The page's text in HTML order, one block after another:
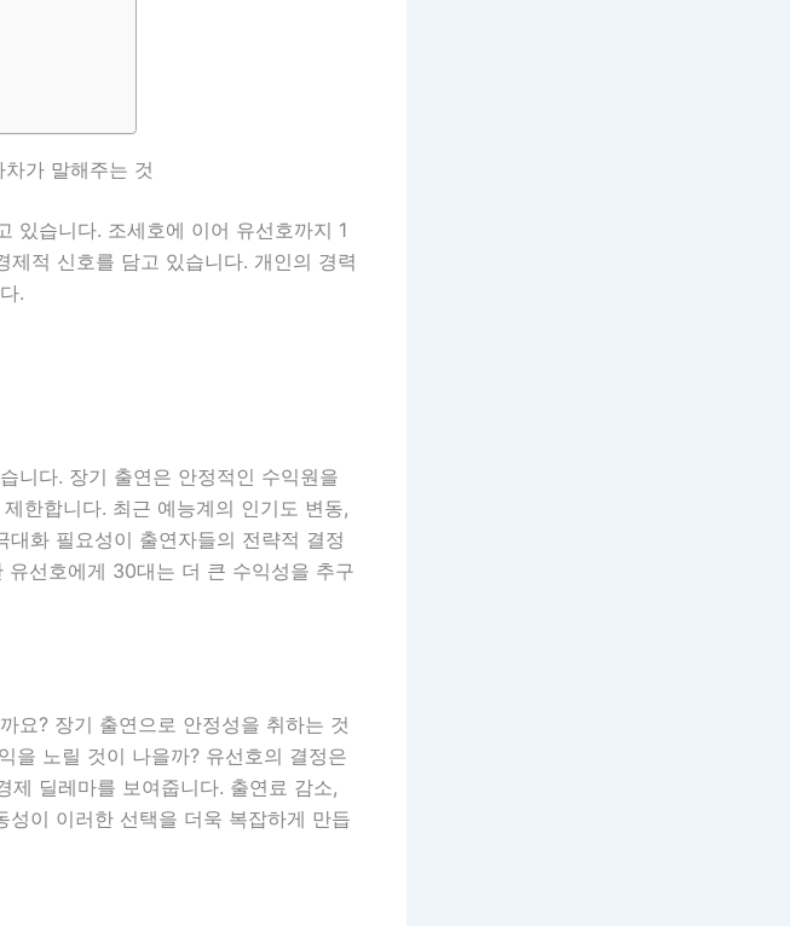
가 말해주는 것
있습니다. 조세호에 이어 유선호까지 1
적 신호를 담고 있습니다. 개인의 경력
.
니다. 장기 출연은 안정적인 수익원을
한합니다. 최근 예능계의 인기도 변동,
화 필요성이 출연자들의 전략적 결정
선호에게 30대는 더 큰 수익성을 추구
요? 장기 출연으로 안정성을 취하는 것
을 노릴 것이 나을까? 유선호의 결정은
제 딜레마를 보여줍니다. 출연료 감소,
이 이러한 선택을 더욱 복잡하게 만듭